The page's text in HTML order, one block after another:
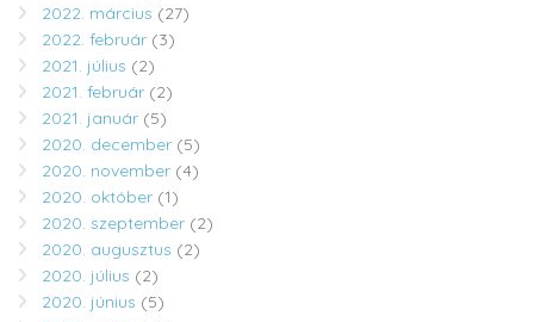
2022. március (27)
2022. február (3)
2021. július (2)
2021. február (2)
2021. január (5)
2020. december (5)
2020. november (4)
2020. október (1)
2020. szeptember (2)
2020. augusztus (2)
2020. július (2)
2020. június (5)